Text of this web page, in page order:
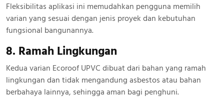
Fleksibilitas aplikasi ini memudahkan pengguna memilih
varian yang sesuai dengan jenis proyek dan kebutuhan
fungsional bangunannya.
8. Ramah Lingkungan
Kedua varian Ecoroof UPVC dibuat dari bahan yang ramah
lingkungan dan tidak mengandung asbestos atau bahan
berbahaya lainnya, sehingga aman bagi penghuni.